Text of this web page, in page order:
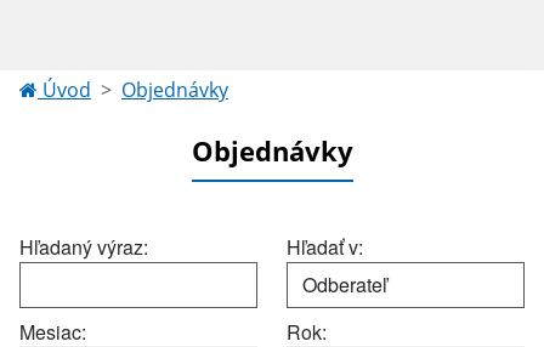
Úvod Objednávky
Objednávky
Hľadaný výraz: Hľadať v:
Mesiac: Rok: